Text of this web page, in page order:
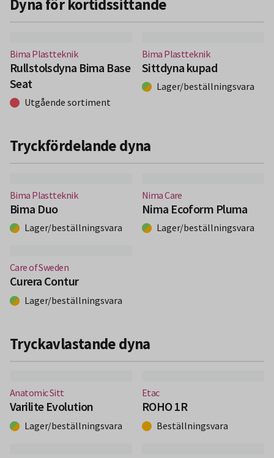
Dyna för kortidssittande
Bima Plastteknik
Rullstolsdyna Bima Base
Seat
(Nytt fönster)
Utgående sortiment
Bima Plastteknik
Sittdyna kupad
(Nytt fönster)
Lager/beställningsvara
Tryckfördelande dyna
Bima Plastteknik
Bima Duo
(Nytt fönster)
Lager/beställningsvara
Nima Care
Nima Ecoform Pluma
(Nytt fönster)
Lager/beställningsvara
Care of Sweden
Curera Contur
(Nytt fönster)
Lager/beställningsvara
Tryckavlastande dyna
Anatomic Sitt
Varilite Evolution
(Nytt fönster)
Lager/beställningsvara
Etac
ROHO 1R
(Nytt fönster)
Beställningsvara